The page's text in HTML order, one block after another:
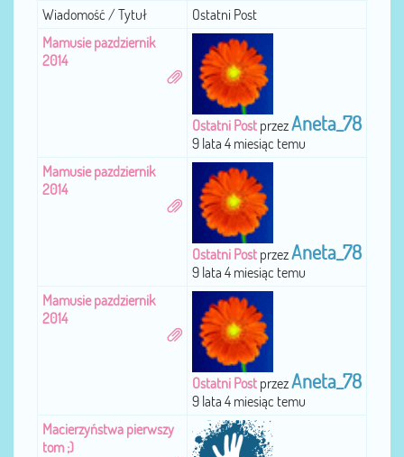
Wiadomość / Tytuł
Ostatni Post
Mamusie pazdziernik
2014
Ostatni Post przezAneta_78
9 lata 4 miesiąc temu
Mamusie pazdziernik
2014
Ostatni Post przezAneta_78
9 lata 4 miesiąc temu
Mamusie pazdziernik
2014
Ostatni Post przezAneta_78
9 lata 4 miesiąc temu
Macierzyństwa pierwszy
tom ;)